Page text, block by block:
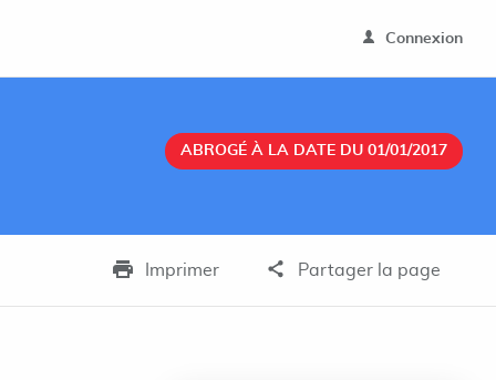
Connexion
ABROGÉ À LA DATE DU 01/01/2017
Imprimer Partager la page